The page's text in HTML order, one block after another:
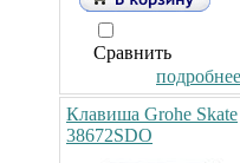
Сравнить
Клавиша Grohe Skate
38672SDO